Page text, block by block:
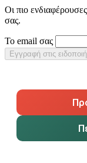
Οι πιο
σας.
Το email σας
Εγγραφή στις